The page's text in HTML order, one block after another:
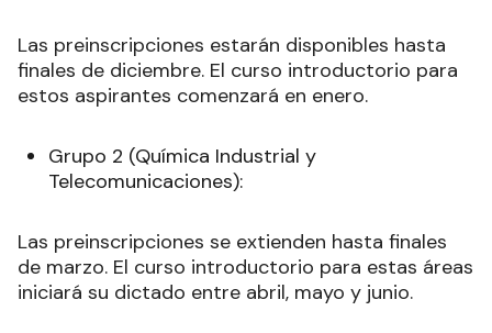
Las preinscripciones estarán disponibles hasta
finales de diciembre. El curso introductorio para
estos aspirantes comenzará en enero.
Grupo 2 (Química Industrial y
Telecomunicaciones):
Las preinscripciones se extienden hasta finales
de marzo. El curso introductorio para estas áreas
iniciará su dictado entre abril, mayo y junio.